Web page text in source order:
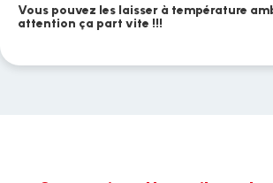
Vous pouvez les laisser à température
attention ça part vite !!!